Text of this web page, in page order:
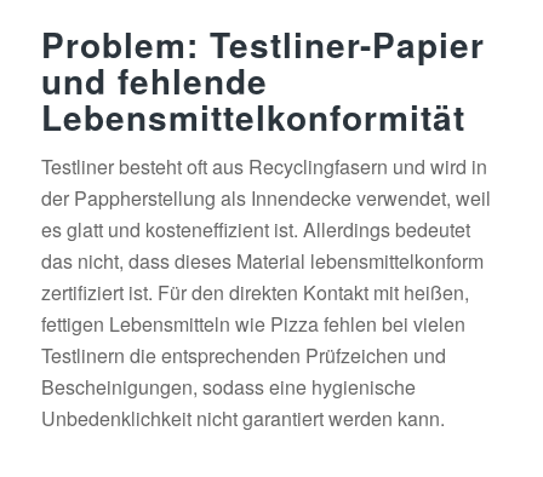
Problem: Testliner-Papier
und fehlende
Lebensmittelkonformität
Testliner besteht oft aus Recyclingfasern und wird in
der Pappherstellung als Innendecke verwendet, weil
es glatt und kosteneffizient ist. Allerdings bedeutet
das nicht, dass dieses Material lebensmittelkonform
zertifiziert ist. Für den direkten Kontakt mit heißen,
fettigen Lebensmitteln wie Pizza fehlen bei vielen
Testlinern die entsprechenden Prüfzeichen und
Bescheinigungen, sodass eine hygienische
Unbedenklichkeit nicht garantiert werden kann.